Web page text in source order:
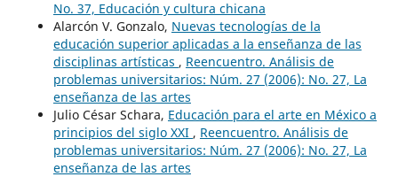
No. 37, Educación y cultura chicana
Alarcón V. Gonzalo, Nuevas tecnologías de la
educación superior aplicadas a la enseñanza de las
disciplinas artísticas , Reencuentro. Análisis de
problemas universitarios: Núm. 27 (2006): No. 27, La
enseñanza de las artes
Julio César Schara, Educación para el arte en México a
principios del siglo XXI , Reencuentro. Análisis de
problemas universitarios: Núm. 27 (2006): No. 27, La
enseñanza de las artes